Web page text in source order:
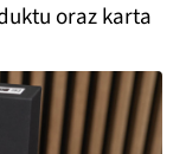
oraz karta